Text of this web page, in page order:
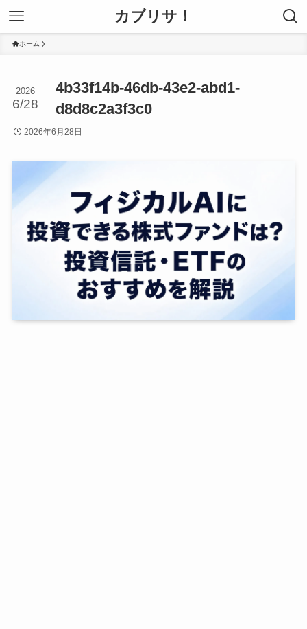
カブリサ！
ホーム
4b33f14b-46db-43e2-abd1-
d8d8c2a3f3c0
2026
6/28
2026年6月28日